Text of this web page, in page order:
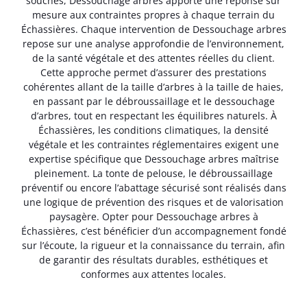
mesure aux contraintes propres à chaque terrain du
Échassières. Chaque intervention de Dessouchage arbres
repose sur une analyse approfondie de l’environnement,
de la santé végétale et des attentes réelles du client.
Cette approche permet d’assurer des prestations
cohérentes allant de la taille d’arbres à la taille de haies,
en passant par le débroussaillage et le dessouchage
d’arbres, tout en respectant les équilibres naturels. À
Échassières, les conditions climatiques, la densité
végétale et les contraintes réglementaires exigent une
expertise spécifique que Dessouchage arbres maîtrise
pleinement. La tonte de pelouse, le débroussaillage
préventif ou encore l’abattage sécurisé sont réalisés dans
une logique de prévention des risques et de valorisation
paysagère. Opter pour Dessouchage arbres à
Échassières, c’est bénéficier d’un accompagnement fondé
sur l’écoute, la rigueur et la connaissance du terrain, afin
de garantir des résultats durables, esthétiques et
conformes aux attentes locales.